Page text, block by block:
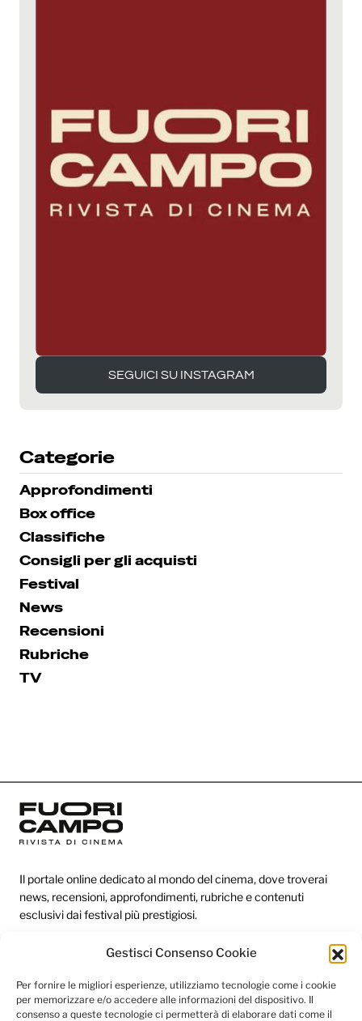
Gestisci Consenso Cookie
Per fornire le migliori esperienze, utilizziamo tecnologie come i cookie
per memorizzare e/o accedere alle informazioni del dispositivo. Il
consenso a queste tecnologie ci permetterà di elaborare dati come il
SEGUICI SU INSTAGRAM
SEGUICI SU INSTAGRAM
Categorie
Approfondimenti
Box office
Classifiche
Consigli per gli acquisti
Festival
News
Recensioni
Rubriche
TV
Il portale online dedicato al mondo del cinema, dove troverai
news, recensioni, approfondimenti, rubriche e contenuti
esclusivi dai festival più prestigiosi.
Redazione
Categorie